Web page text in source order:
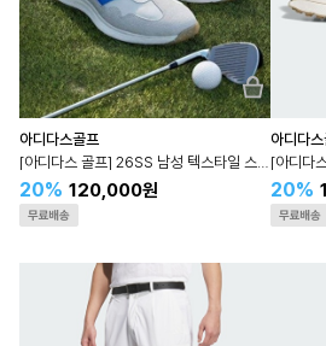
아디다스골프
[아디다스 골프] 26SS 남성 텍스타일 스파이크 리스 골프화 JR1876
20% 120,000원
아디다
20%